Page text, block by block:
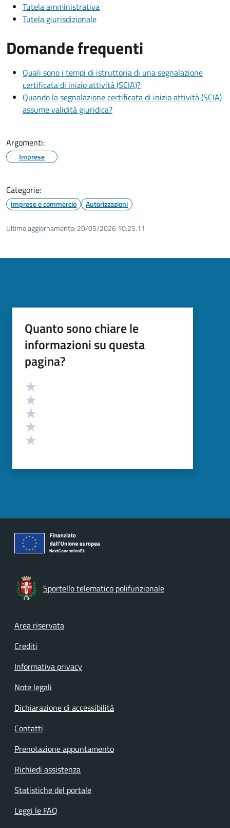
Tutela amministrativa
Tutela giurisdizionale
Domande frequenti
Quali sono i tempi di istruttoria di una segnalazione
certificata di inizio attività (SCIA)?
Quando la segnalazione certificata di inizio attività (SCIA)
assume validità giuridica?
Argomenti:
Imprese
Categorie:
Imprese e commercio Autorizzazioni
Ultimo aggiornamento: 20/05/2026 10:25.11
Quanto sono chiare le
informazioni su questa
pagina?
Valutazione
Sportello telematico polifunzionale
Footer menu
Area riservata
Crediti
Informativa privacy
Note legali
Dichiarazione di accessibilità
Contatti
Prenotazione appuntamento
Richiedi assistenza
Statistiche del portale
Leggi le FAQ